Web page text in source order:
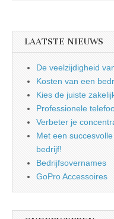
LAATSTE NIEUWS
De veelzijdigheid
Kosten van een
Kies de juiste
Professionele
Verbeter je
Met een
bedrijf!
Bedrijfsovernames
GoPro Accessoires